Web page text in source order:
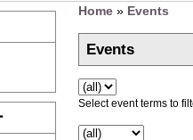
Home» Events
Events
Select event terms to